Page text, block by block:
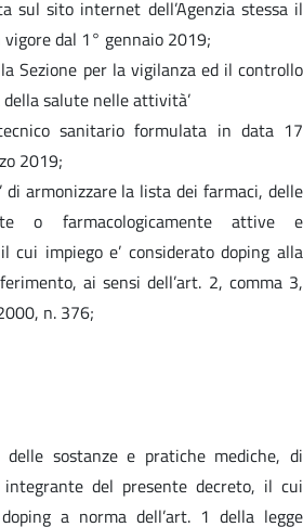
sul sito internet dell’Agenzia stessa il
dal 1° gennaio 2019;
Sezione per la vigilanza ed il controllo
salute nelle attività’
sanitario formulata in data 17
2019;
di armonizzare la lista dei farmaci, delle
o farmacologicamente attive e
cui impiego e’ considerato doping alla
ai sensi dell’art. 2, comma 3,
n. 376;
sostanze e pratiche mediche, di
del presente decreto, il cui
a norma dell’art. 1 della legge